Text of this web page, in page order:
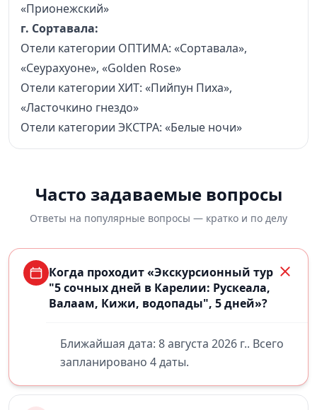
«Прионежский»
г. Сортавала:
Отели категории ОПТИМА: «Сортавала»,
«Сеурахуоне», «Golden Rose»
Отели категории ХИТ: «Пийпун Пиха»,
«Ласточкино гнездо»
Отели категории ЭКСТРА: «Белые ночи»
Часто задаваемые вопросы
Ответы на популярные вопросы — кратко и по делу
Когда проходит «Экскурсионный тур
"5 сочных дней в Карелии: Рускеала,
Валаам, Кижи, водопады", 5 дней»?
Ближайшая дата: 8 августа 2026 г.. Всего
запланировано 4 даты.